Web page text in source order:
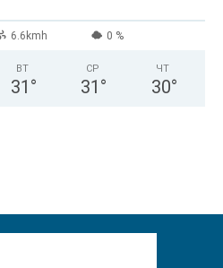
6.6kmh 0 %
ВТ
31 °
СР
31 °
ЧТ
30°